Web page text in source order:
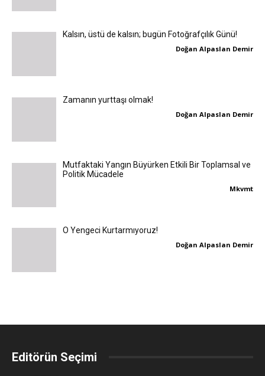
Kalsın, üstü de kalsın; bugün Fotoğrafçılık Günü!
Doğan Alpaslan Demir
Zamanın yurttaşı olmak!
Doğan Alpaslan Demir
Mutfaktaki Yangın Büyürken Etkili Bir Toplamsal ve
Politik Mücadele
Mkvmt
O Yengeci Kurtarmıyoruz!
Doğan Alpaslan Demir
Editörün Seçimi